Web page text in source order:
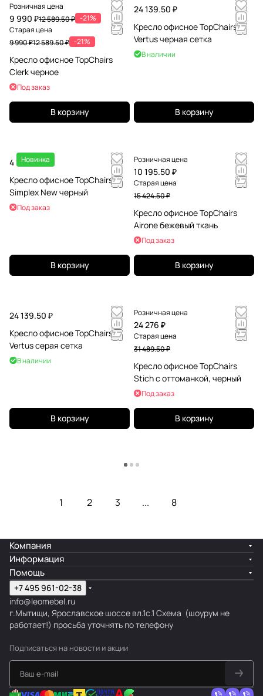
Розничная цена
9 990 ₽12 589.50 ₽ -21%
Старая цена
9 990 ₽12 589.50 ₽ -21%
Кресло офисное TopChairs
Clerk черное
Под заказ
В корзину
24 139.50 ₽
Кресло офисное TopChairs
Vertus черная сетка
В наличии
В корзину
Новинка
4 189.50 ₽
Кресло офисное TopChairs
Simplex New черный
Под заказ
В корзину
Розничная цена
10 195.50 ₽
Старая цена
15 424.50 ₽
Кресло офисное TopChairs
Airone бежевый ткань
Под заказ
В корзину
24 139.50 ₽
Кресло офисное TopChairs
Vertus серая сетка
В наличии
В корзину
Розничная цена
24 276 ₽
Старая цена
31 489.50 ₽
Кресло офисное TopChairs
Stich с оттоманкой, черный
Под заказ
В корзину
Загрузить еще
1 2 3 ... 8
Компания
Информация
Помощь
+7 495 961-02-38
info@leomebel.ru
г.Мытищи, Ярославское шоссе вл.1с.1 Схема (шоурум не
работает!) просьба уточнять по телефону
Подписаться на новости и акции